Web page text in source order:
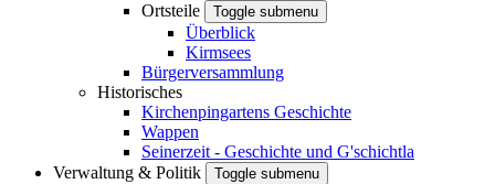
Ortsteile
Toggle submenu
Überblick
Kirmsees
Bürgerversammlung
Historisches
Kirchenpingartens Geschichte
Wappen
Seinerzeit - Geschichte und G'schichtla
Verwaltung & Politik
Toggle submenu